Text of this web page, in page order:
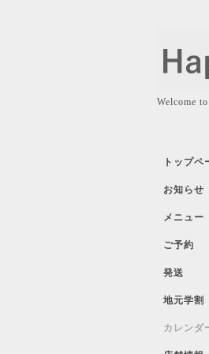
Welcome
トップペ
お知らせ
メニュー
ご予約
発送
地元学割
カレンダ